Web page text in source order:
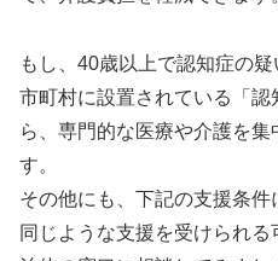
もし、40歳以上で認知症の
市町村に設置されている「
ら、専門的な医療や介護を
す。
その他にも、下記の支援条件
同じような支援を受けられ